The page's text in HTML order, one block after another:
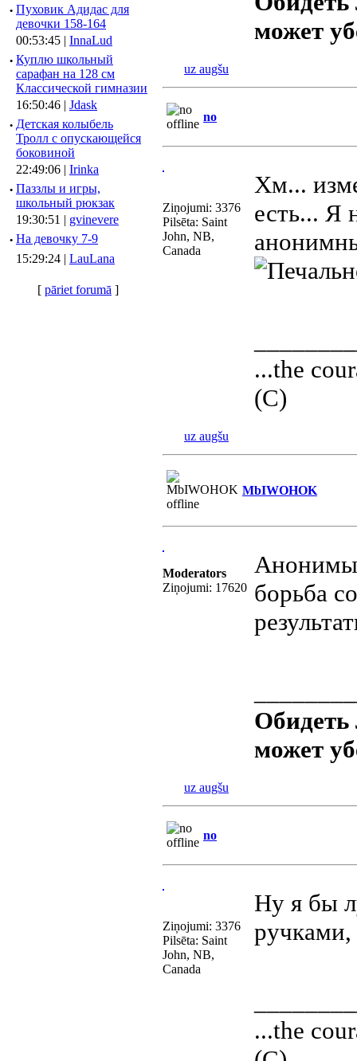
· Пуховик Адидас для
девочки 158-164
00:53:45 | InnaLud
· Куплю школьный
сарафан на 128 см
Классической гимназии
16:50:46 | Jdask
· Детская колыбель
Тролл с опускающейся
боковиной
22:49:06 | Irinka
· Паззлы и игры,
школьный рюкзак
19:30:51 | gvinevere
· Hа девочку 7-9
15:29:24 | LauLana
[ pāriet forumā ]
может
uz augšu
no
Ziņojumi: 3376
Pilsēta: Saint
John, NB,
Canada
Хм...
есть... Я
...the
(С)
uz augšu
MbIWOHOK
Moderators
Ziņojumi: 17620
Анонимы
борьба
может
uz augšu
no
Ziņojumi: 3376
Pilsēta: Saint
John, NB,
Canada
Ну я бы
...the